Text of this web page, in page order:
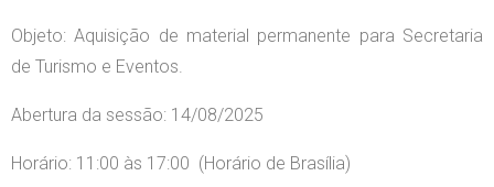
Objeto: Aquisição de material permanente para Secretaria
de Turismo e Eventos.
Abertura da sessão: 14/08/2025
Horário: 11:00 às 17:00 (Horário de Brasília)